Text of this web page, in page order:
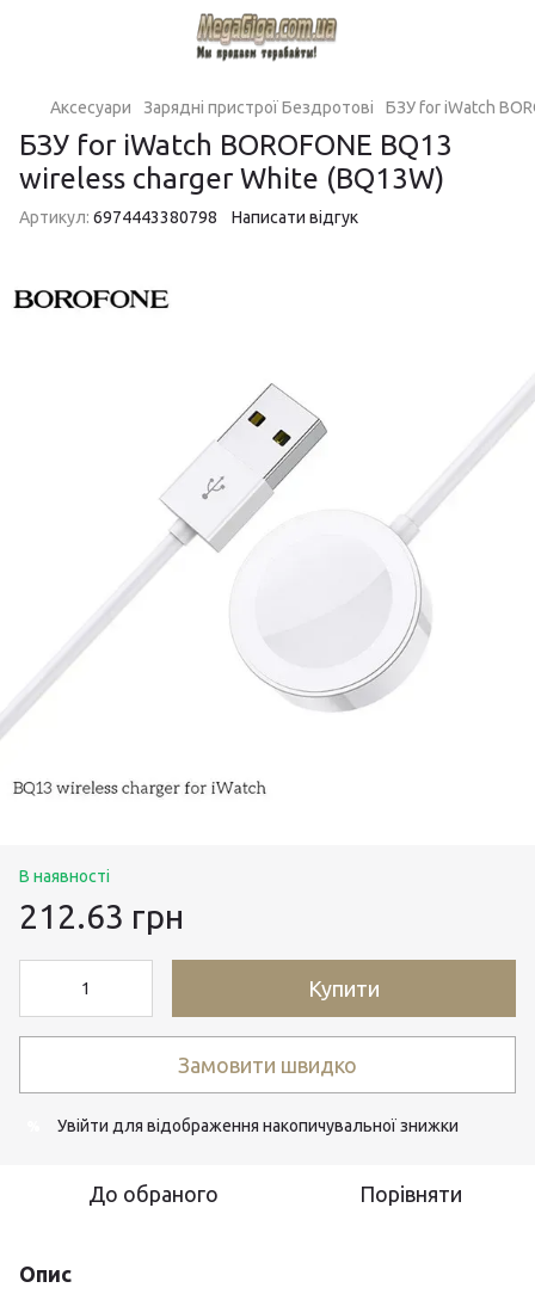
Аксесуари Зарядні пристрої Бездротові БЗУ for iWatch
БЗУ for iWatch BOROFONE BQ13
wireless charger White (BQ13W)
Артикул: 6974443380798 Написати відгук
В наявності
212.63 грн
Купити
Замовити швидко
Увійти для відображення накопичувальної знижки
До обраного Порівняти
Опис